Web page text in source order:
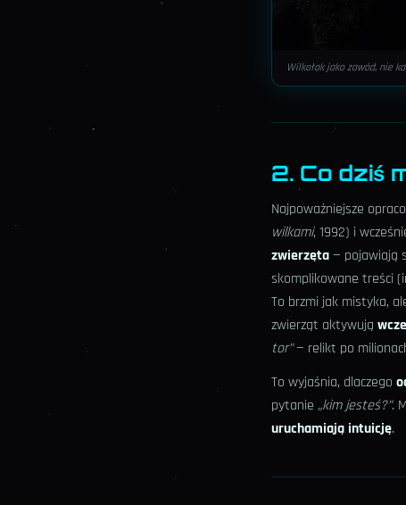
Wilkołak jako zawód, nie
2. Co dziś
Najpoważniejsze
wilkami, 1992) i
zwierzęta— pojawiają
skomplikowane treści
To brzmi jak mistyka,
zwierząt aktywują
tor”— relikt po
To wyjaśnia, dlaczego
pytanie „kim jesteś?”.
uruchamiają intuicję.